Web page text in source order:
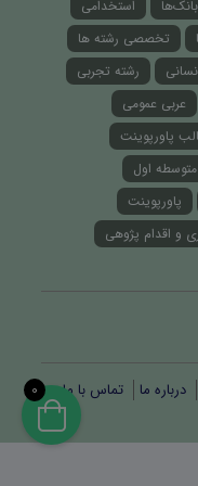
استخدامی
تخصصی رشته ها
رشته تجربی
عربی عمومی
پاورپوینت
متوسطه اول
پاورپوینت
و اقدام پژوهی
درباره ما تماس با ما 0